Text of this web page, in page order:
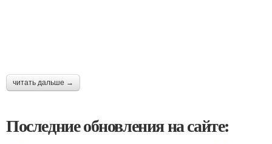
читать дальше →
Последние обновления на сайте: